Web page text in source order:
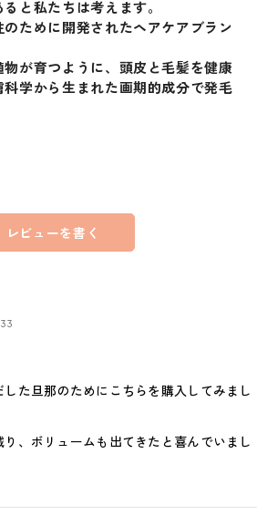
と私たちは考えます。
ために開発されたヘアケアブラン
が育つように、頭皮と毛髪を健康
学から生まれた画期的成分で発毛
レビューを書く
た旦那のためにこちらを購入してみまし
、ボリュームも出てきたと喜んでいまし